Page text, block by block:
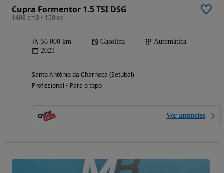
Cupra Formentor 1.5 TSI DSG
1498 cm3 • 150 cv
56 000 km Gasolina
Automática
2021
Santo António da Charneca (Setúbal)
Profissional • Para o topo
Ver anúncios